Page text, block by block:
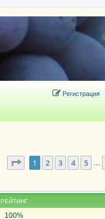
Регистрация
Страница1 из 1080
1 2 3 4 5 …
РЕЙТИНГ
100%